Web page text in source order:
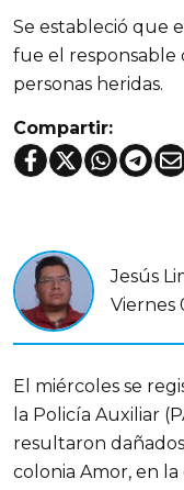
Se estableció que
fue el responsable
personas heridas.
Compartir:
Jesús
Viernes
El miércoles se
la Policía Auxiliar
resultaron
colonia Amor, en